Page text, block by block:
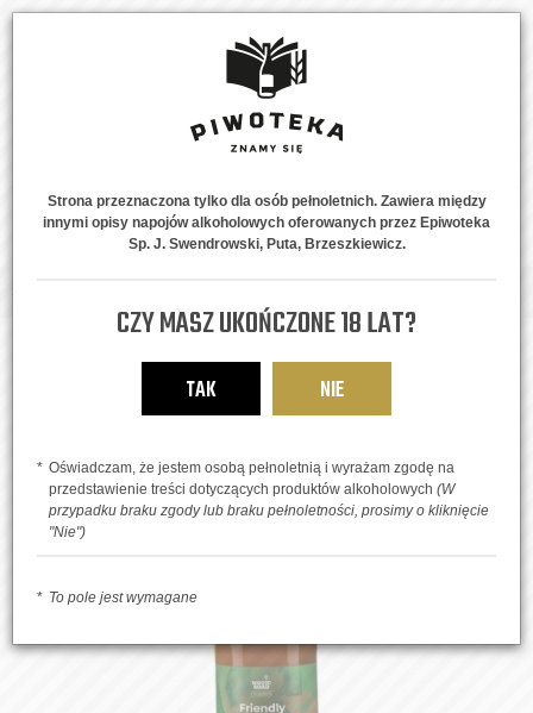
MENU 0
Strona przeznaczona tylko dla osób pełnoletnich. Zawiera między
innymi opisy napojów alkoholowych oferowanych przez Epiwoteka
Sp. J. Swendrowski, Puta, Brzeszkiewicz.
CZY MASZ UKOŃCZONE 18 LAT?
TAK NIE
Oświadczam, że jestem osobą pełnoletnią i wyrażam zgodę na
przedstawienie treści dotyczących produktów alkoholowych (W
przypadku braku zgody lub braku pełnoletności, prosimy o kliknięcie
"Nie")
To pole jest wymagane